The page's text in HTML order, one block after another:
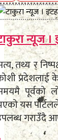
न्यूज ।
तथ्य र
प्रदेशलाई
पूर्वको
यस
गराउँदै